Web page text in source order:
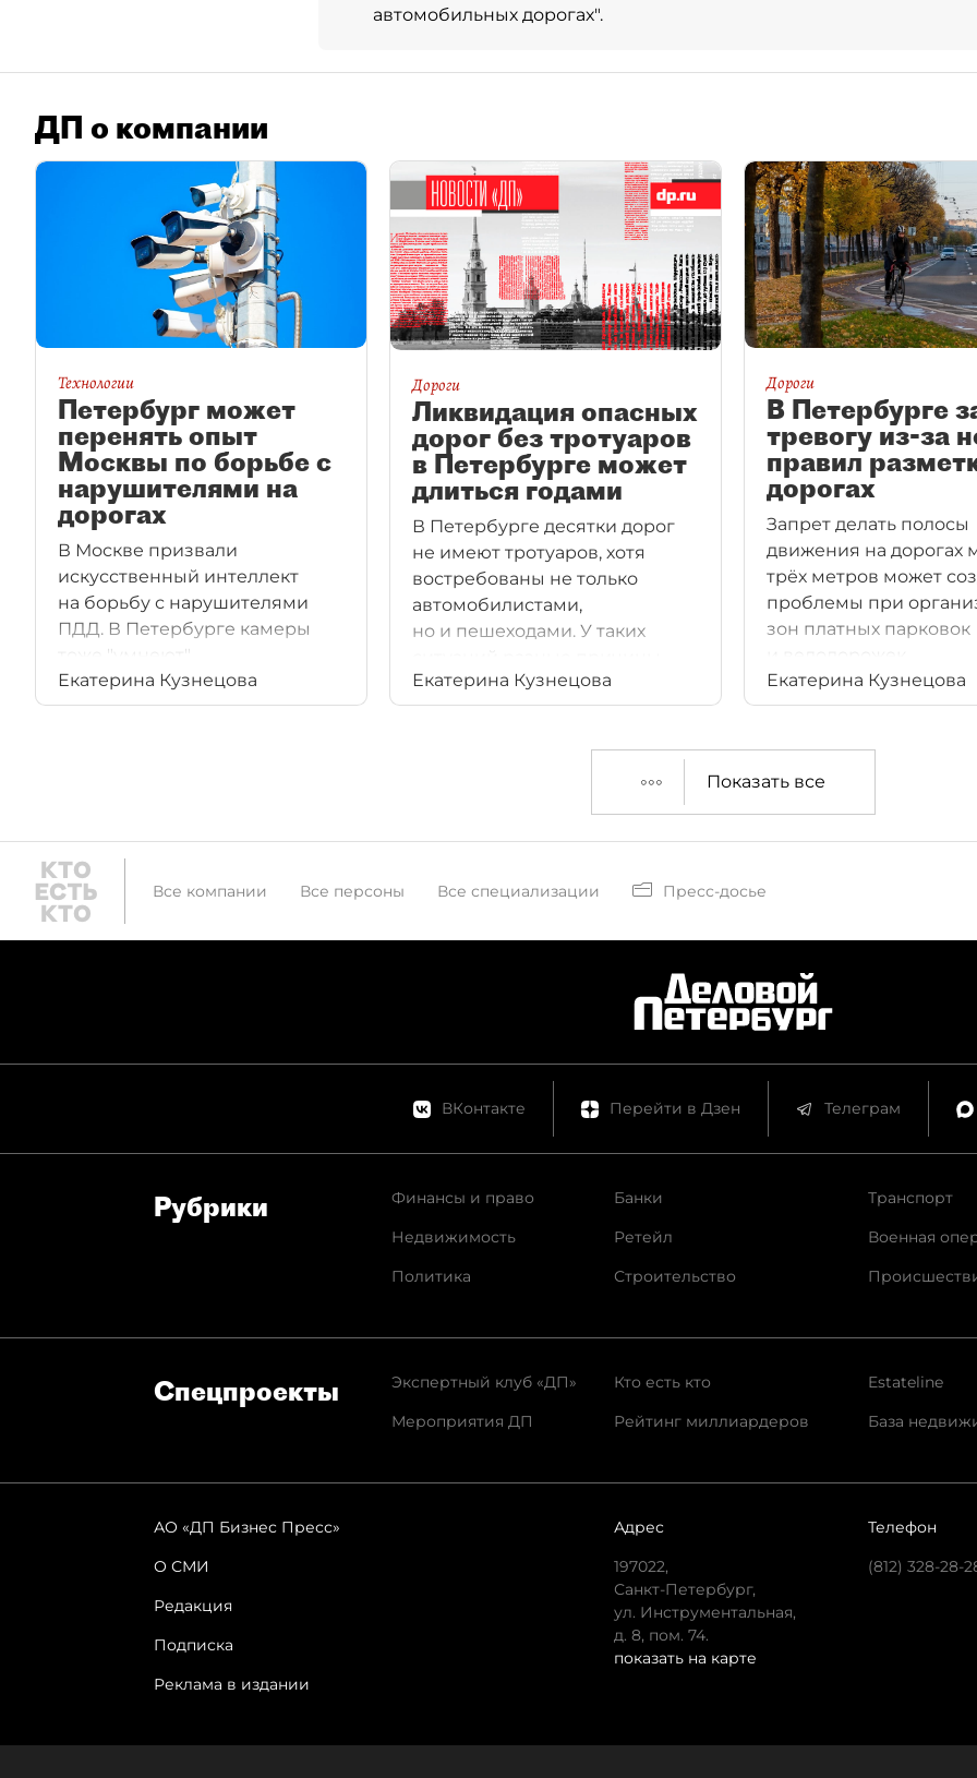
автомобильных дорогах".
ДП о компании
Технологии
Петербург может
перенять опыт
Москвы по борьбе с
нарушителями на
дорогах
В Москве призвали
искусственный интеллект
на борьбу с нарушителями
ПДД. В Петербурге камеры
тоже "умнеют".
Екатерина Кузнецова
Дороги
Ликвидация опасных
дорог без тротуаров
в Петербурге может
длиться годами
В Петербурге десятки дорог
не имеют тротуаров, хотя
востребованы не только
автомобилистами,
но и пешеходами. У таких
но одинаковые последствия —
ДТП с пострадавшими.
Екатерина Кузнецова
Дороги
В Петербурге
тревогу из-за
правил
дорогах
Запрет делать полосы
движения на дорогах
трёх метров может
проблемы при
зон платных парковок
Екатерина Кузнецова
Показать все
Все компании Все персоны Все специализации Пресс-досье
ВКонтакте Перейти в Дзен Телеграм
Рубрики
Финансы и право
Недвижимость
Политика
Банки
Ретейл
Строительство
Транспорт
Военная
Спец­проекты
Экспертный клуб «ДП»
Мероприятия ДП
Кто есть кто
Рейтинг миллиардеров
Estateline
База
АО «ДП Бизнес Пресс»
О СМИ
Редакция
Подписка
Реклама в издании
Адрес
197022,
Санкт-Петербург,
ул. Инструментальная,
д. 8, пом. 74.
показать на карте
Телефон
(812) 328-28-